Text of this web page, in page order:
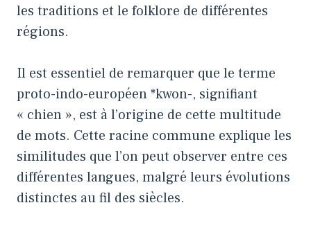
les traditions et le folklore de différentes
régions.
Il est essentiel de remarquer que le terme
proto-indo-européen *kwon-, signifiant
« chien », est à l’origine de cette multitude
de mots. Cette racine commune explique les
similitudes que l’on peut observer entre ces
différentes langues, malgré leurs évolutions
distinctes au fil des siècles.